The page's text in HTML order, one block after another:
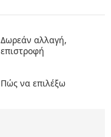
Δωρεάν αλλαγή,
επιστροφή
Πώς να επιλέξω